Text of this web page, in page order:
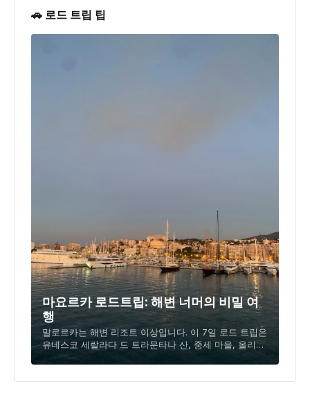
🚗 로드 트립 팁
마요르카 로드트립: 해변 너머의 비밀 여
행
말로르카는 해변 리조트 이상입니다. 이 7일 로드 트립은
유네스코 세랄라다 드 트라문타나 산, 중세 마을, 올리브
그로브를 탐험하는 해변 너머로 당신을 데려갑니다.